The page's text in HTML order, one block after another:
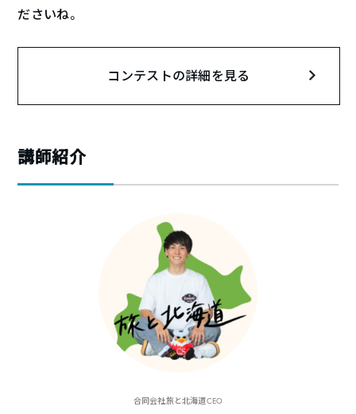
ださいね。
コンテストの詳細を見る
講師紹介
合同会社旅と北海道CEO